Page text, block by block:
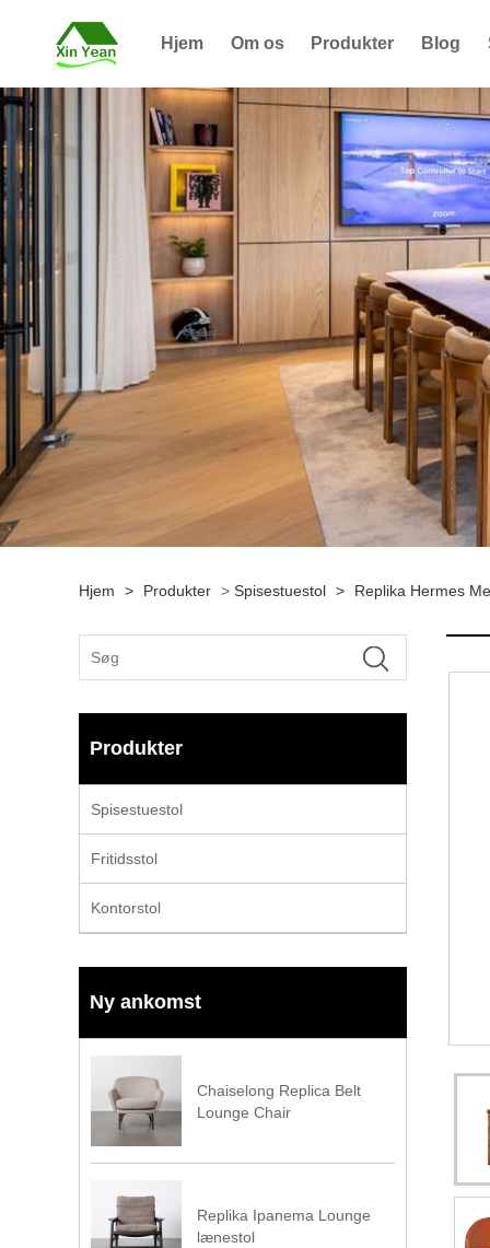
Hjem Om os Produkter Blog
Hjem > Produkter > Spisestuestol > Replika Hermes
Produkter
Spisestuestol
Fritidsstol
Kontorstol
Ny ankomst
Chaiselong Replica Belt
Lounge Chair
Replika Ipanema Lounge
lænestol